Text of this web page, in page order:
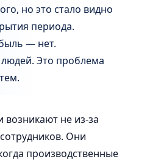
но это стало видно
периода.
— нет.
Это проблема
не из-за
Они
производственные